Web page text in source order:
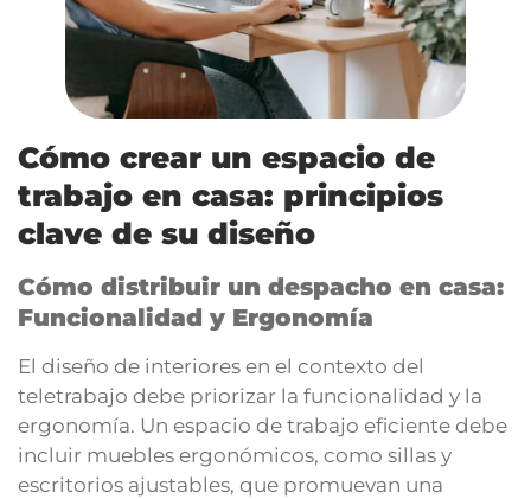
Cómo crear un espacio de
trabajo en casa: principios
clave de su diseño
Cómo distribuir un despacho en casa:
Funcionalidad y Ergonomía
El diseño de interiores en el contexto del
teletrabajo debe priorizar la funcionalidad y la
ergonomía. Un espacio de trabajo eficiente debe
incluir muebles ergonómicos, como sillas y
escritorios ajustables, que promuevan una